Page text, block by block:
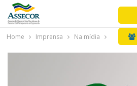
Home Imprensa Na mídia